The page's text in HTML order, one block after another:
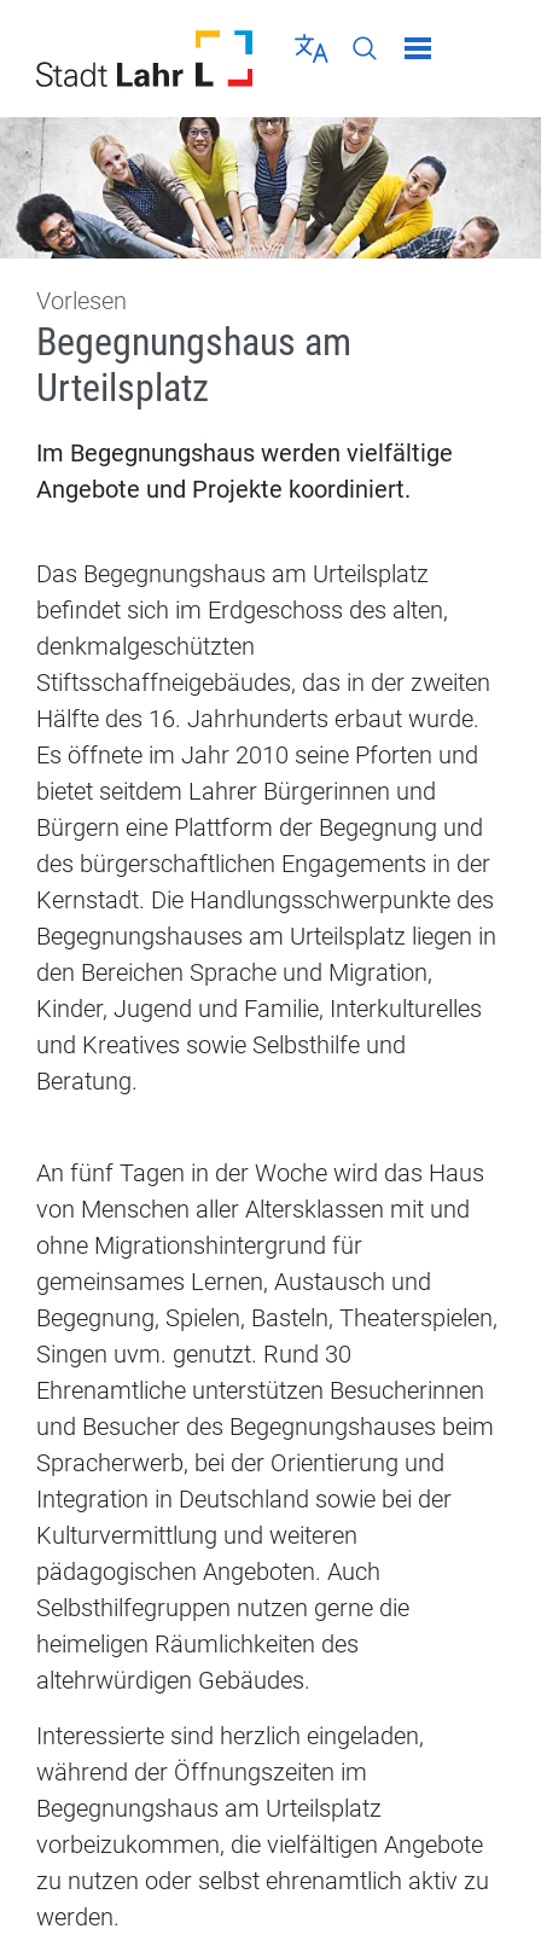
Sprache wählen
Seiten-Suche
Menü schließen
Vorlesen
Begegnungshaus am
Urteilsplatz
Im Begegnungshaus werden vielfältige
Angebote und Projekte koordiniert.
Das Begegnungshaus am Urteilsplatz
befindet sich im Erdgeschoss des alten,
denkmalgeschützten
Stiftsschaffneigebäudes, das in der zweiten
Hälfte des 16. Jahrhunderts erbaut wurde.
Es öffnete im Jahr 2010 seine Pforten und
bietet seitdem Lahrer Bürgerinnen und
Bürgern eine Plattform der Begegnung und
des bürgerschaftlichen Engagements in der
Kernstadt. Die Handlungsschwerpunkte des
Begegnungshauses am Urteilsplatz liegen in
den Bereichen Sprache und Migration,
Kinder, Jugend und Familie, Interkulturelles
und Kreatives sowie Selbsthilfe und
Beratung.
An fünf Tagen in der Woche wird das Haus
von Menschen aller Altersklassen mit und
ohne Migrationshintergrund für
gemeinsames Lernen, Austausch und
Begegnung, Spielen, Basteln, Theaterspielen,
Singen uvm. genutzt. Rund 30
Ehrenamtliche unterstützen Besucherinnen
und Besucher des Begegnungshauses beim
Spracherwerb, bei der Orientierung und
Integration in Deutschland sowie bei der
Kulturvermittlung und weiteren
pädagogischen Angeboten. Auch
Selbsthilfegruppen nutzen gerne die
heimeligen Räumlichkeiten des
altehrwürdigen Gebäudes.
Interessierte sind herzlich eingeladen,
während der Öffnungszeiten im
Begegnungshaus am Urteilsplatz
vorbeizukommen, die vielfältigen Angebote
zu nutzen oder selbst ehrenamtlich aktiv zu
werden.